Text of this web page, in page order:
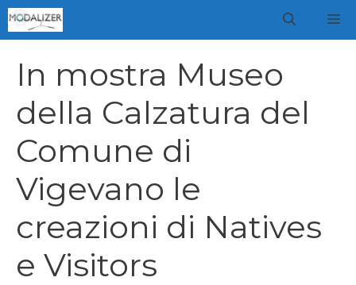
Vai
al
In mostra Museo
della Calzatura del
Comune di
Vigevano le
creazioni di Natives
e Visitors